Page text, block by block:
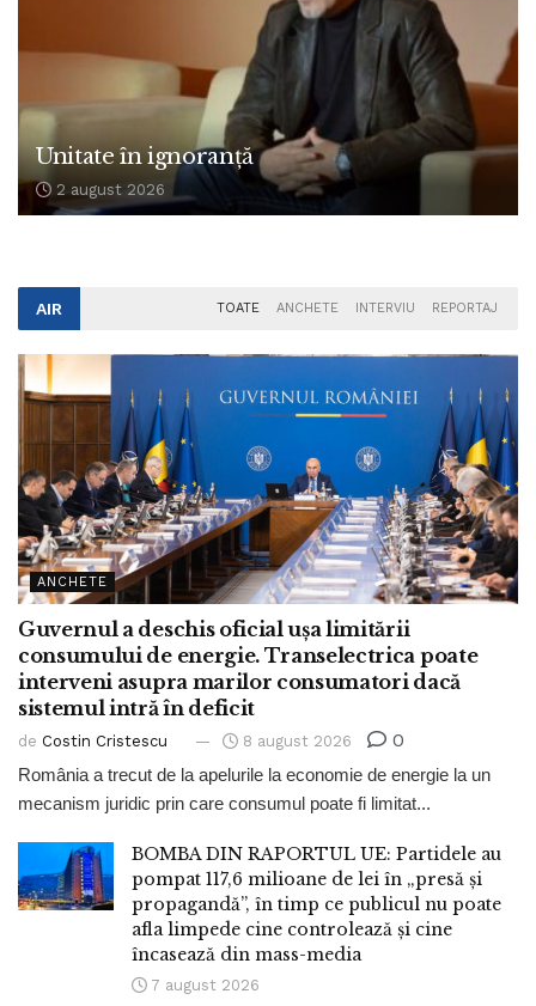
Unitate în ignoranță
2 august 2026
AIR TOATE ANCHETE INTERVIU REPORTAJ
ANCHETE
Guvernul a deschis oficial ușa limitării
consumului de energie. Transelectrica poate
interveni asupra marilor consumatori dacă
sistemul intră în deficit
de Costin Cristescu 8 august 2026 0
România a trecut de la apelurile la economie de energie la un
mecanism juridic prin care consumul poate fi limitat...
BOMBA DIN RAPORTUL UE: Partidele au
pompat 117,6 milioane de lei în „presă și
propagandă”, în timp ce publicul nu poate
afla limpede cine controlează și cine
încasează din mass-media
7 august 2026